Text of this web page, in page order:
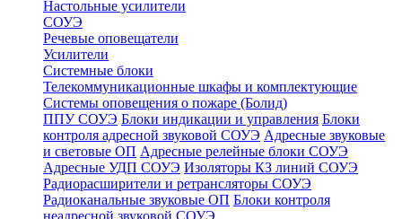
Настольные усилители
СОУЭ
Речевые оповещатели
Усилители
Системные блоки
Телекоммуникационные шкафы и комплектующие
Системы оповещения о пожаре (Болид)
ППУ СОУЭ Блоки индикации и управления Блоки
контроля адресной звуковой СОУЭ Адресные звуковые
и световые ОП Адресные релейные блоки СОУЭ
Адресные УДП СОУЭ Изоляторы КЗ линий СОУЭ
Радиорасширители и ретрансляторы СОУЭ
Радиоканальные звуковые ОП Блоки контроля
неадресной звуковой СОУЭ